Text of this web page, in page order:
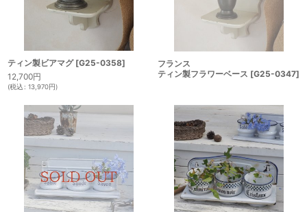
ティン製ビアマグ [G25-0358]
12,700円
(税込: 13,970円)
フランス
ティン製フラワーベース [G25-0347]